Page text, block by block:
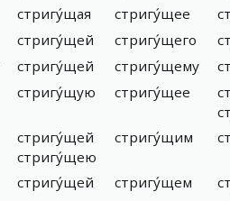
стригу́щая стригу́щее
стригу́щей стригу́щего
стригу́щей стригу́щему
стригу́щую стригу́щее
стригу́щей
стригу́щею
стригу́щим
стригу́щей стригу́щем